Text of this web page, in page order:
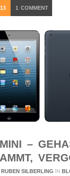
1 COMMENT
–
RUBEN SILBERLING IN